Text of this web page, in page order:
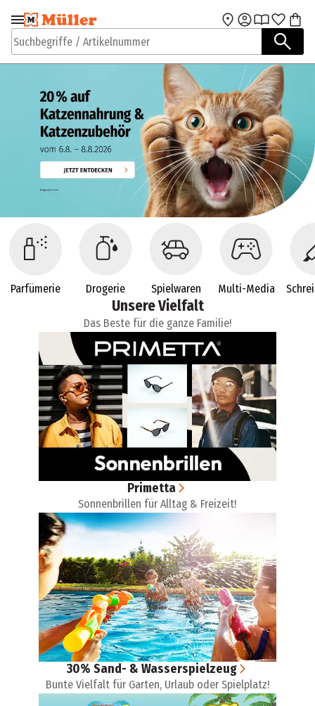
Zur Navigation
springen
Zum Hauptinhalt
Suchbegriffe / Artikelnummer
Parfümerie Drogerie Spielwaren Multi-Media
Unsere Vielfalt
Das Beste für die ganze Familie!
Primetta
Sonnenbrillen für Alltag & Freizeit!
30% Sand- & Wasserspielzeug
Bunte Vielfalt für Garten, Urlaub oder Spielplatz!